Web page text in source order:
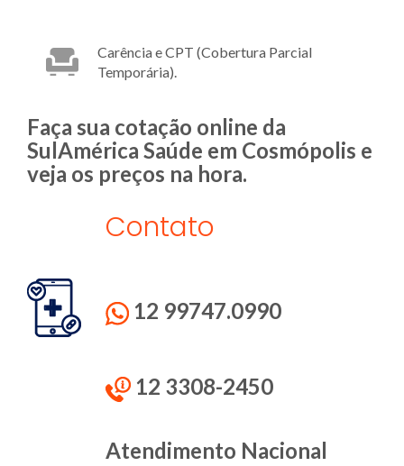
Carência e CPT (Cobertura Parcial
Temporária).
Faça sua cotação online da
SulAmérica Saúde em Cosmópolis e
veja os preços na hora.
Contato
12 99747.0990
12 3308-2450
Atendimento Nacional